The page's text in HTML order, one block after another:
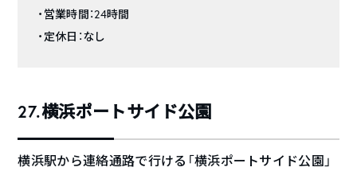
・営業時間：24時間
・定休日：なし
27.横浜ポートサイド公園
横浜駅から連絡通路で行ける「横浜ポートサイド公園」